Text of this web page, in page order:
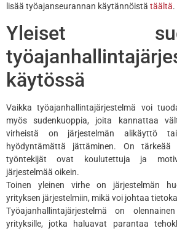
lisää työajanseurannan käytännöistä täältä.
Yleiset
käytössä
Vaikka työajanhallintajärjestelmä voi
myös sudenkuoppia, joita kannattaa
virheistä on järjestelmän alikäyttö
hyödyntämättä jättäminen. On
työntekijät ovat koulutettuja ja
järjestelmää oikein.
Toinen yleinen virhe on järjestelmän
yrityksen järjestelmiin, mikä voi johtaa
Työajanhallintajärjestelmä on
yrityksille, jotka haluavat parantaa